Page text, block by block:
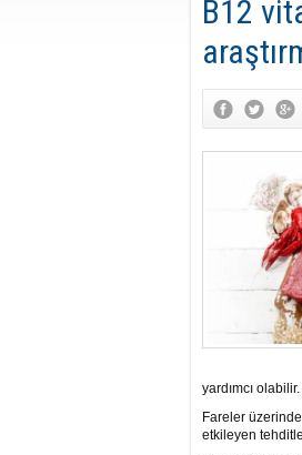
B12
yardımcı olabilir.
Fareler
etkileyen